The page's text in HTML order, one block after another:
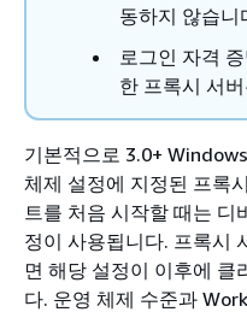
동하지 않습니
로그인 자격
한 프록시 서
기본적으로 3.0+
체제 설정에 지정된 프록
트를 처음 시작할 때는 디
정이 사용됩니다. 프록시
면 해당 설정이 이후에 클
다. 운영 체제 수준과